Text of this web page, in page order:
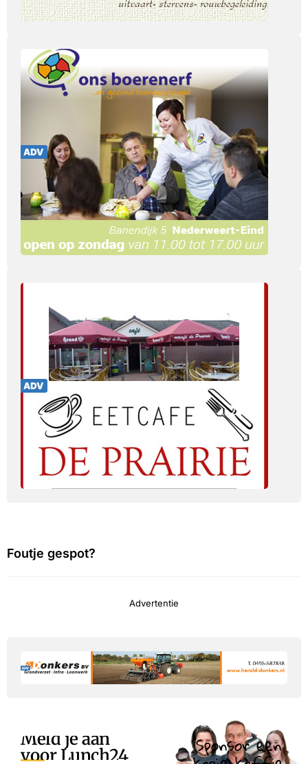
Foutje gespot?
Advertentie
Meld je aan
voor Lunch24 Sponsor een